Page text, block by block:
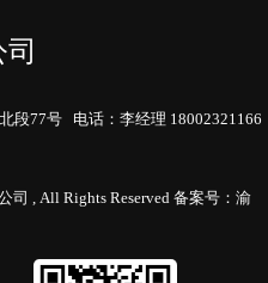
段77号 电话：李经理 18002321166
司 , All Rights Reserved 备案号：渝